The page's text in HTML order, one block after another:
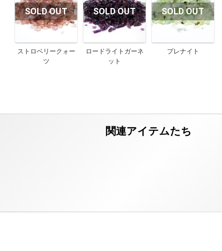
ストロベリークォー
ツ
ロードライトガーネ
ット
プレナイト